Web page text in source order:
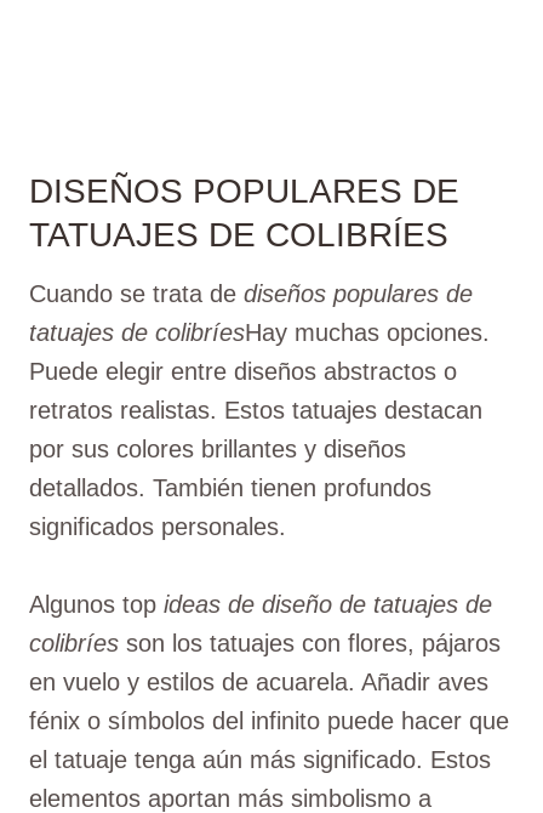
DISEÑOS POPULARES DE
TATUAJES DE COLIBRÍES
Cuando se trata de diseños populares de
tatuajes de colibríesHay muchas opciones.
Puede elegir entre diseños abstractos o
retratos realistas. Estos tatuajes destacan
por sus colores brillantes y diseños
detallados. También tienen profundos
significados personales.
Algunos top ideas de diseño de tatuajes de
colibríes son los tatuajes con flores, pájaros
en vuelo y estilos de acuarela. Añadir aves
fénix o símbolos del infinito puede hacer que
el tatuaje tenga aún más significado. Estos
elementos aportan más simbolismo a